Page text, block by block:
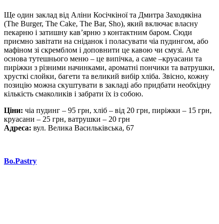
Ще один заклад від Аліни Косічкіної та Дмитра Заходякіна
(The Burger, The Cake, The Bar, Sho), який включає власну
пекарню і затишну кав’ярню з контактним баром. Сюди
приємно завітати на сніданок і поласувати чіа пудингом, або
мафіном зі скремблом і доповнити це кавою чи смузі. Але
основа тутешнього меню – це випічка, а саме –круасани та
пиріжки з різними начинками, ароматні пончики та ватрушки,
хрусткі слойки, багети та великий вибір хліба. Звісно, кожну
позицію можна скуштувати в закладі або придбати необхідну
кількість смаколиків і забрати їх із собою.
Ціни: чіа пудинг – 95 грн, хліб – від 20 грн, пиріжки – 15 грн,
круасани – 25 грн, ватрушки – 20 грн
Адреса: вул. Велика Васильківська, 67
Bo.Pastry